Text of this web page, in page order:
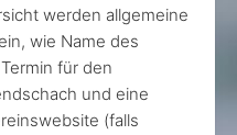
werden allgemeine
wie Name des
für den
und eine
(falls